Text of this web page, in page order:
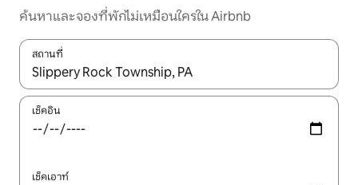
ค้นหาและจองที่พักไม่เหมือนใครใน Airbnb
สถานที่
ใช้ลูกศรขึ้นลง หรือใช้การสัมผัสหรือปัด เพื่อสำรวจผลการค้นหา
เช็คอิน
เช็คเอาท์